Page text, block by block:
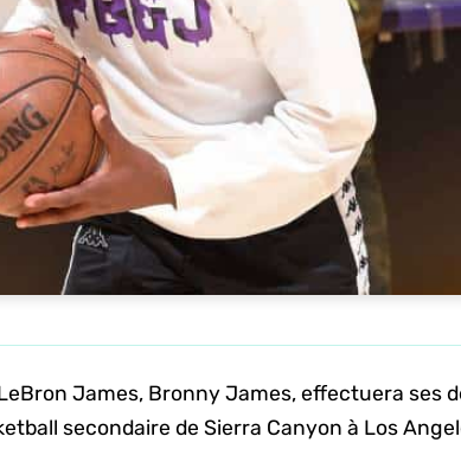
James, Bronny James, effectuera ses
secondaire de Sierra Canyon à Los